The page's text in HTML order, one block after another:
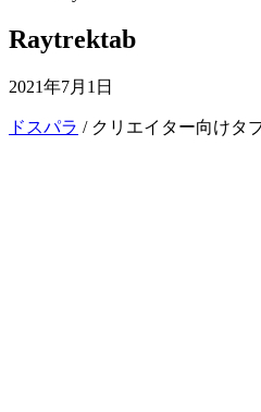
Raytrektab
2021年7月1日
ドスパラ / クリエイター向けタ